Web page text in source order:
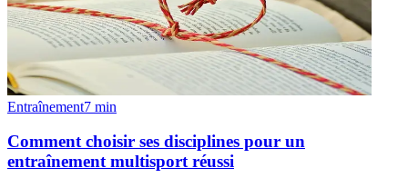
Entraînement7 min
Comment choisir ses disciplines pour un
entraînement multisport réussi